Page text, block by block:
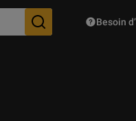
Des suggestions
Besoin